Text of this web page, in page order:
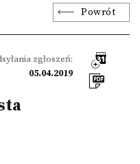
Powrót
zgłoszeń:
05.04.2019